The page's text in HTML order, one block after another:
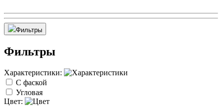
Фильтры
Фильтры
Характеристики:
С фаской
Угловая
Цвет: